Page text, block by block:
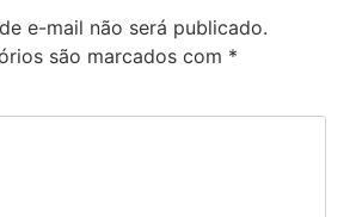
e-mail não será publicado.
são marcados com *